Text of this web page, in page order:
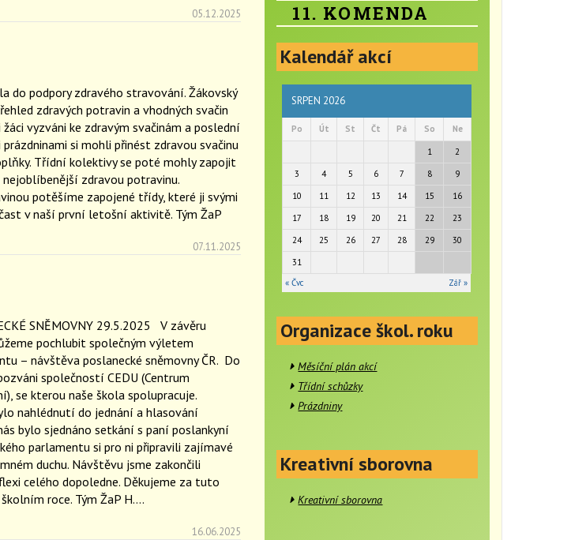
05.12.2025
do podpory zdravého stravování. Žákovský
zdravých potravin a vhodných svačin
vyzváni ke zdravým svačinám a poslední
si mohli přinést zdravou svačinu
Třídní kolektivy se poté mohly zapojit
zdravou potravinu.
potěšíme zapojené třídy, které ji svými
v naší první letošní aktivitě. Tým ŽaP
07.11.2025
SNĚMOVNY 29.5.2025 V závěru
pochlubit společným výletem
– návštěva poslanecké sněmovny ČR. Do
společností CEDU (Centrum
se kterou naše škola spolupracuje.
nahlédnutí do jednání a hlasování
bylo sjednáno setkání s paní poslankyní
parlamentu si pro ni připravili zajímavé
duchu. Návštěvu jsme zakončili
celého dopoledne. Děkujeme za tuto
roce. Tým ŽaP H….
16.06.2025
11. KOMENDA
Kalendář akcí
SRPEN 2026
Po Út St Čt Pá So Ne
1
2
3
4 5 6 7 8
9
10
11 12 13 14 15
16
17
18 19 20 21 22
23
24
25 26 27 28 29
30
31
« Čvc
Zář »
Organizace škol. roku
Měsíční plán akcí
Třídní schůzky
Prázdniny
Kreativní sborovna
Kreativní sborovna